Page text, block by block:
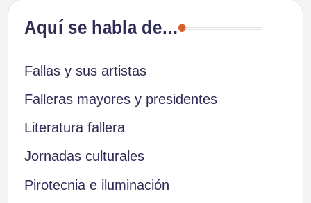
Aquí se habla de…
Fallas y sus artistas
Falleras mayores y presidentes
Literatura fallera
Jornadas culturales
Pirotecnia e iluminación